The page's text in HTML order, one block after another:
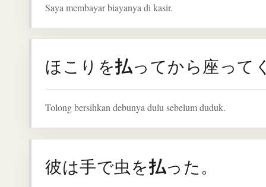
Saya membayar biayanya di kasir.
ほこりを払ってから座って
Tolong bersihkan debunya dulu sebelum duduk.
彼は手で虫を払った。